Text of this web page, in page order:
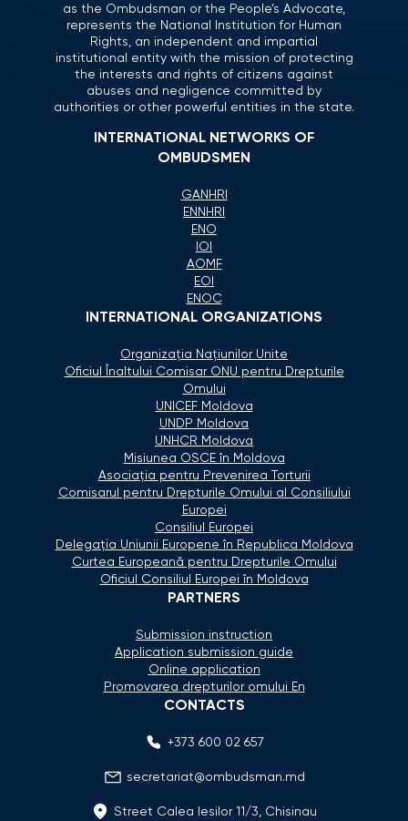
as the Ombudsman or the People’s Advocate,
represents the National Institution for Human
Rights, an independent and impartial
institutional entity with the mission of protecting
the interests and rights of citizens against
abuses and negligence committed by
authorities or other powerful entities in the state.
INTERNATIONAL NETWORKS OF
OMBUDSMEN
GANHRI
ENNHRI
ENO
IOI
AOMF
EOI
ENOC
INTERNATIONAL ORGANIZATIONS
Organizaţia Naţiunilor Unite
Oficiul Înaltului Comisar ONU pentru Drepturile
Omului
UNICEF Moldova
UNDP Moldova
UNHCR Moldova
Misiunea OSCE în Moldova
Asociaţia pentru Prevenirea Torturii
Comisarul pentru Drepturile Omului al Consiliului
Europei
Consiliul Europei
Delegaţia Uniunii Europene în Republica Moldova
Curtea Europeană pentru Drepturile Omului
Oficiul Consiliul Europei în Moldova
PARTNERS
Submission instruction
Application submission guide
Online application
Promovarea drepturilor omului En
CONTACTS
+373 600 02 657
secretariat@ombudsman.md
Street Calea Iesilor 11/3, Chisinau